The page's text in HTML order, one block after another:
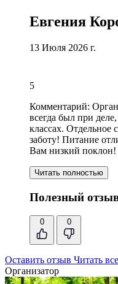
Евгения
13 Июля 2026 г.
5
Комментарий:
всегда был при
классах. Отдельное
заботу! Питание
Вам низкий поклон!
Читать полностью
Полезный
0 0
Оставить отзыв Читать
Организатор